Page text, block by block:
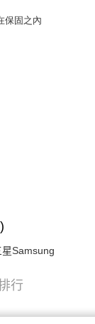
保固之內
星Samsung
行